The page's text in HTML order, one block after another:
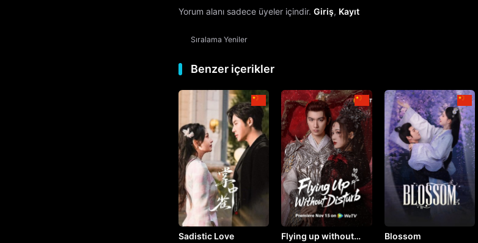
18. Bölüm
19. Bölüm
20. Bölüm Final
Yorum alanı sadece üyeler içindir. Giriş, Kayıt
Sıralama Yeniler
Benzer içerikler
Sadistic Love
Flying up without
Blossom